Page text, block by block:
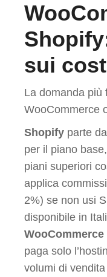
sui
La domanda più
WooCommerce
Shopify parte
per il piano
piani superiori
applica
2%) se non usi
disponibile in
WooCommerce
paga solo
volumi di